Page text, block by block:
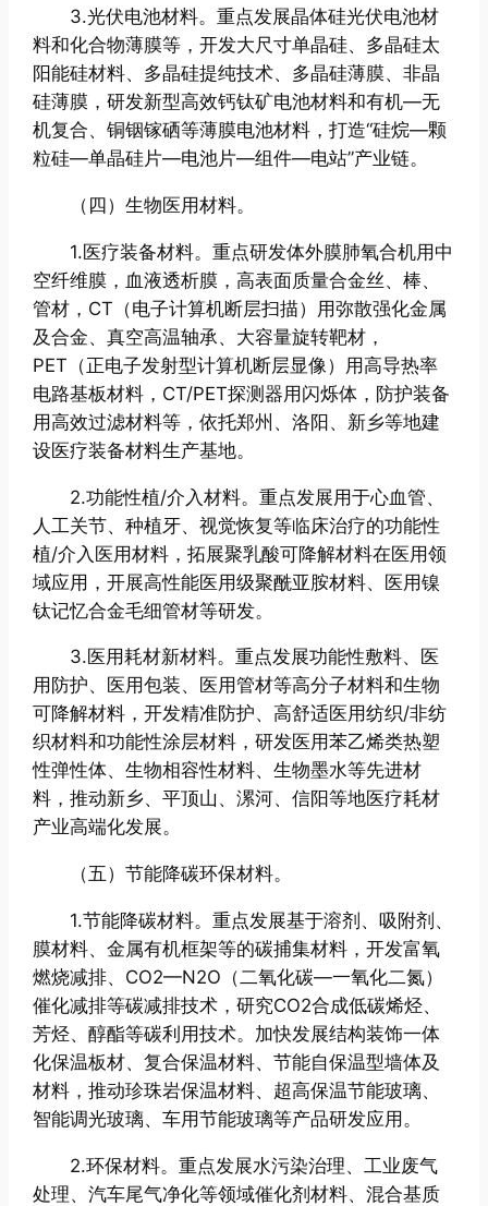
3.光伏电池材料。重点发展晶体硅光伏电池材
料和化合物薄膜等，开发大尺寸单晶硅、多晶硅太
阳能硅材料、多晶硅提纯技术、多晶硅薄膜、非晶
硅薄膜，研发新型高效钙钛矿电池材料和有机—无
机复合、铜铟镓硒等薄膜电池材料，打造“硅烷—颗
粒硅—单晶硅片—电池片—组件—电站”产业链。
（四）生物医用材料。
1.医疗装备材料。重点研发体外膜肺氧合机用中
空纤维膜，血液透析膜，高表面质量合金丝、棒、
管材，CT（电子计算机断层扫描）用弥散强化金属
及合金、真空高温轴承、大容量旋转靶材，
PET（正电子发射型计算机断层显像）用高导热率
电路基板材料，CT/PET探测器用闪烁体，防护装备
用高效过滤材料等，依托郑州、洛阳、新乡等地建
设医疗装备材料生产基地。
2.功能性植/介入材料。重点发展用于心血管、
人工关节、种植牙、视觉恢复等临床治疗的功能性
植/介入医用材料，拓展聚乳酸可降解材料在医用领
域应用，开展高性能医用级聚酰亚胺材料、医用镍
钛记忆合金毛细管材等研发。
3.医用耗材新材料。重点发展功能性敷料、医
用防护、医用包装、医用管材等高分子材料和生物
可降解材料，开发精准防护、高舒适医用纺织/非纺
织材料和功能性涂层材料，研发医用苯乙烯类热塑
性弹性体、生物相容性材料、生物墨水等先进材
料，推动新乡、平顶山、漯河、信阳等地医疗耗材
产业高端化发展。
（五）节能降碳环保材料。
1.节能降碳材料。重点发展基于溶剂、吸附剂、
膜材料、金属有机框架等的碳捕集材料，开发富氧
燃烧减排、CO2—N2O（二氧化碳—一氧化二氮）
催化减排等碳减排技术，研究CO2合成低碳烯烃、
芳烃、醇酯等碳利用技术。加快发展结构装饰一体
化保温板材、复合保温材料、节能自保温型墙体及
材料，推动珍珠岩保温材料、超高保温节能玻璃、
智能调光玻璃、车用节能玻璃等产品研发应用。
2.环保材料。重点发展水污染治理、工业废气
处理、汽车尾气净化等领域催化剂材料、混合基质